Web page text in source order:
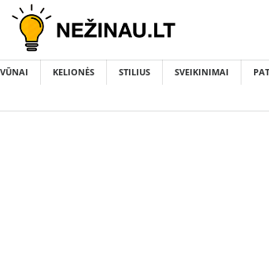
KELIONĖS STILIUS SVEIKINIMAI